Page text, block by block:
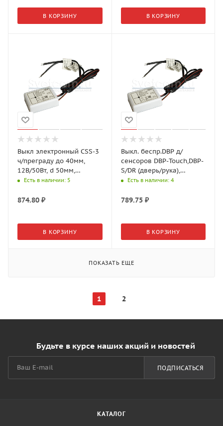
В КОРЗИНУ В КОРЗИНУ
Выкл электронный CSS-3
ч/преграду до 40мм,
12В/50Вт, d 50мм,
33*44*15мм,
08.800.00.346
Есть в наличии: 5
874.80 ₽
В КОРЗИНУ
Выкл. беспр.DBP д/
сенсоров DBP-Touch,DBP-
S/DR (дверь/рука),
12/24В, 60/100Вт,
Есть в наличии: 4
789.75₽
В КОРЗИНУ
ПОКАЗАТЬ ЕЩЕ
1 2
Будьте в курсе наших акций и новостей
ПОДПИСАТЬСЯ
КАТАЛОГ